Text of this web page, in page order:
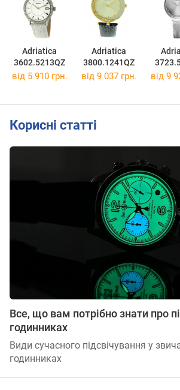
Adriatica
3602.5213QZ
Adriatica
3800.1241QZ
від 5 910 грн. від 9 037 грн. від 9
Корисні статті
Все, що вам потрібно знати про
годинниках
Види сучасного підсвічування у
годинниках